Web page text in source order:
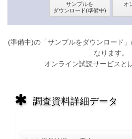
(準備中)の「サンプルをダウンロード
なります。
オンライン試読サービスと
調査資料詳細データ